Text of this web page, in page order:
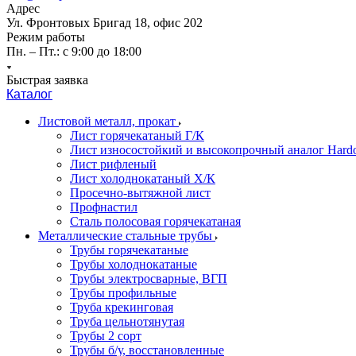
Адрес
Ул. Фронтовых Бригад 18, офис 202
Режим работы
Пн. – Пт.: с 9:00 до 18:00
Быстрая заявка
Каталог
Листовой металл, прокат
Лист горячекатаный Г/К
Лист износостойкий и высокопрочный аналог
Лист рифленый
Лист холоднокатаный Х/К
Просечно-вытяжной лист
Профнастил
Сталь полосовая горячекатаная
Металлические стальные трубы
Трубы горячекатаные
Трубы холоднокатаные
Трубы электросварные, ВГП
Трубы профильные
Труба крекинговая
Труба цельнотянутая
Трубы 2 сорт
Трубы б/у, восстановленные